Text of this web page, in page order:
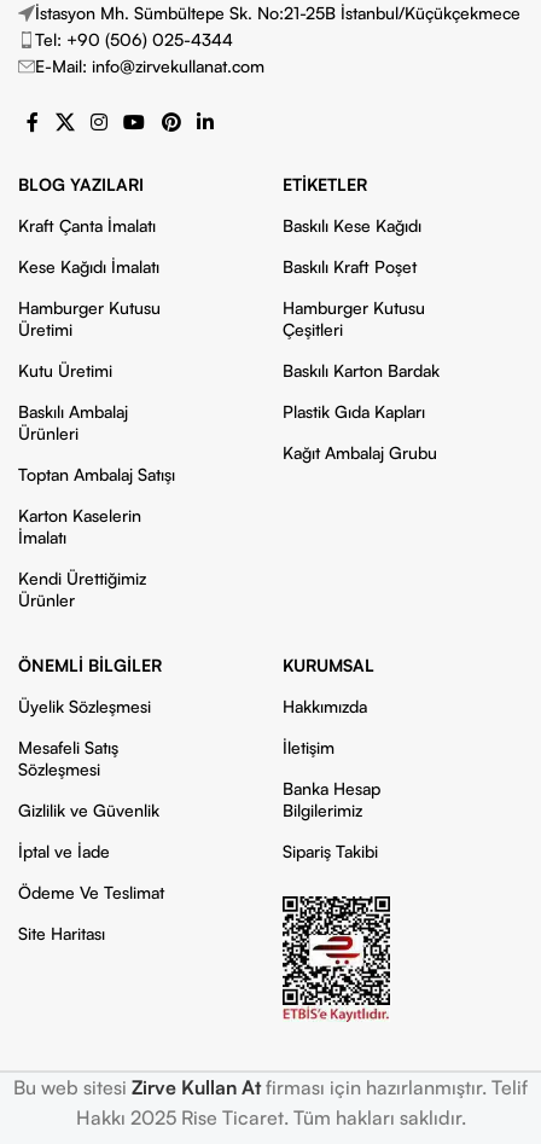
İstasyon Mh. Sümbültepe Sk. No:21-25B İstanbul/Küçükçekmece
Tel: +90 (506) 025-4344
E-Mail: info@zirvekullanat.com
BLOG YAZILARI
Kraft Çanta İmalatı
Kese Kağıdı İmalatı
Hamburger Kutusu
Üretimi
Kutu Üretimi
Baskılı Ambalaj
Ürünleri
Toptan Ambalaj Satışı
Karton Kaselerin
İmalatı
Kendi Ürettiğimiz
Ürünler
ETIKETLER
Baskılı Kese Kağıdı
Baskılı Kraft Poşet
Hamburger Kutusu
Çeşitleri
Baskılı Karton Bardak
Plastik Gıda Kapları
Kağıt Ambalaj Grubu
ÖNEMLI BILGILER
Üyelik Sözleşmesi
Mesafeli Satış
Sözleşmesi
Gizlilik ve Güvenlik
İptal ve İade
Ödeme Ve Teslimat
Site Haritası
KURUMSAL
Hakkımızda
İletişim
Banka Hesap
Bilgilerimiz
Sipariş Takibi
Bu web sitesi Zirve Kullan Atfirması için hazırlanmıştır. Telif
Hakkı 2025 Rise Ticaret. Tüm hakları saklıdır.